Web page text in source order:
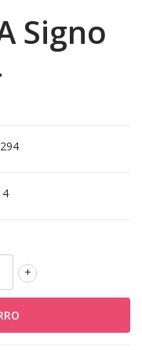
Signo
4
+